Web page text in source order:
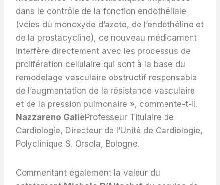
dans le contrôle de la fonction endothéliale
(voies du monoxyde d’azote, de l’endothéline et
de la prostacycline), ce nouveau médicament
interfère directement avec les processus de
prolifération cellulaire qui sont à la base du
remodelage vasculaire obstructif responsable
de l’augmentation de la résistance vasculaire
et de la pression pulmonaire », commente-t-il.
Nazzareno GalièProfesseur Titulaire de
Cardiologie, Directeur de l’Unité de Cardiologie,
Polyclinique S. Orsola, Bologne.
Commentant également la valeur du